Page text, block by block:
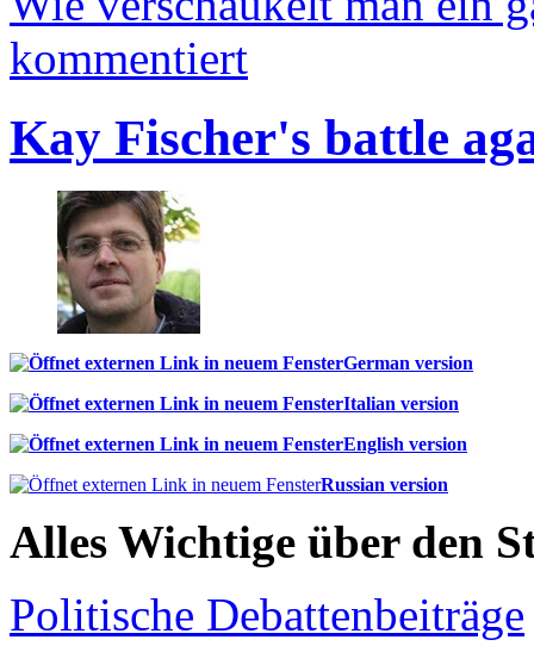
kommentiert
Kay Fischer's battle
German version
Italian version
English version
Russian version
Alles Wichtige über den
Politische Debattenbeiträge